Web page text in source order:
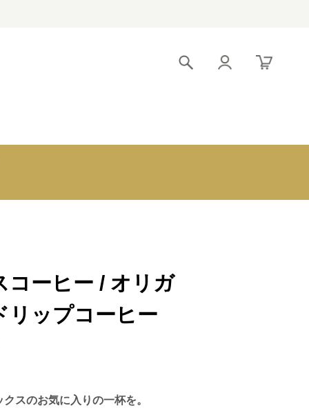
コーヒー / オリガ
リップコーヒー
スのお気に入りの一杯を。